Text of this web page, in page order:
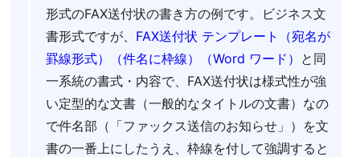
形式のFAX送付状の書き方の例です。ビジネス文
書形式ですが、 FAX送付状 テンプレート（宛名が
罫線形式）（件名に枠線）（Word ワード） と同
一系統の書式・内容で、FAX送付状は様式性が強
い定型的な文書（一般的なタイトルの文書）なの
で件名部（「ファックス送信のお知らせ」）を文
書の一番上にしたうえ、枠線を付して強調すると